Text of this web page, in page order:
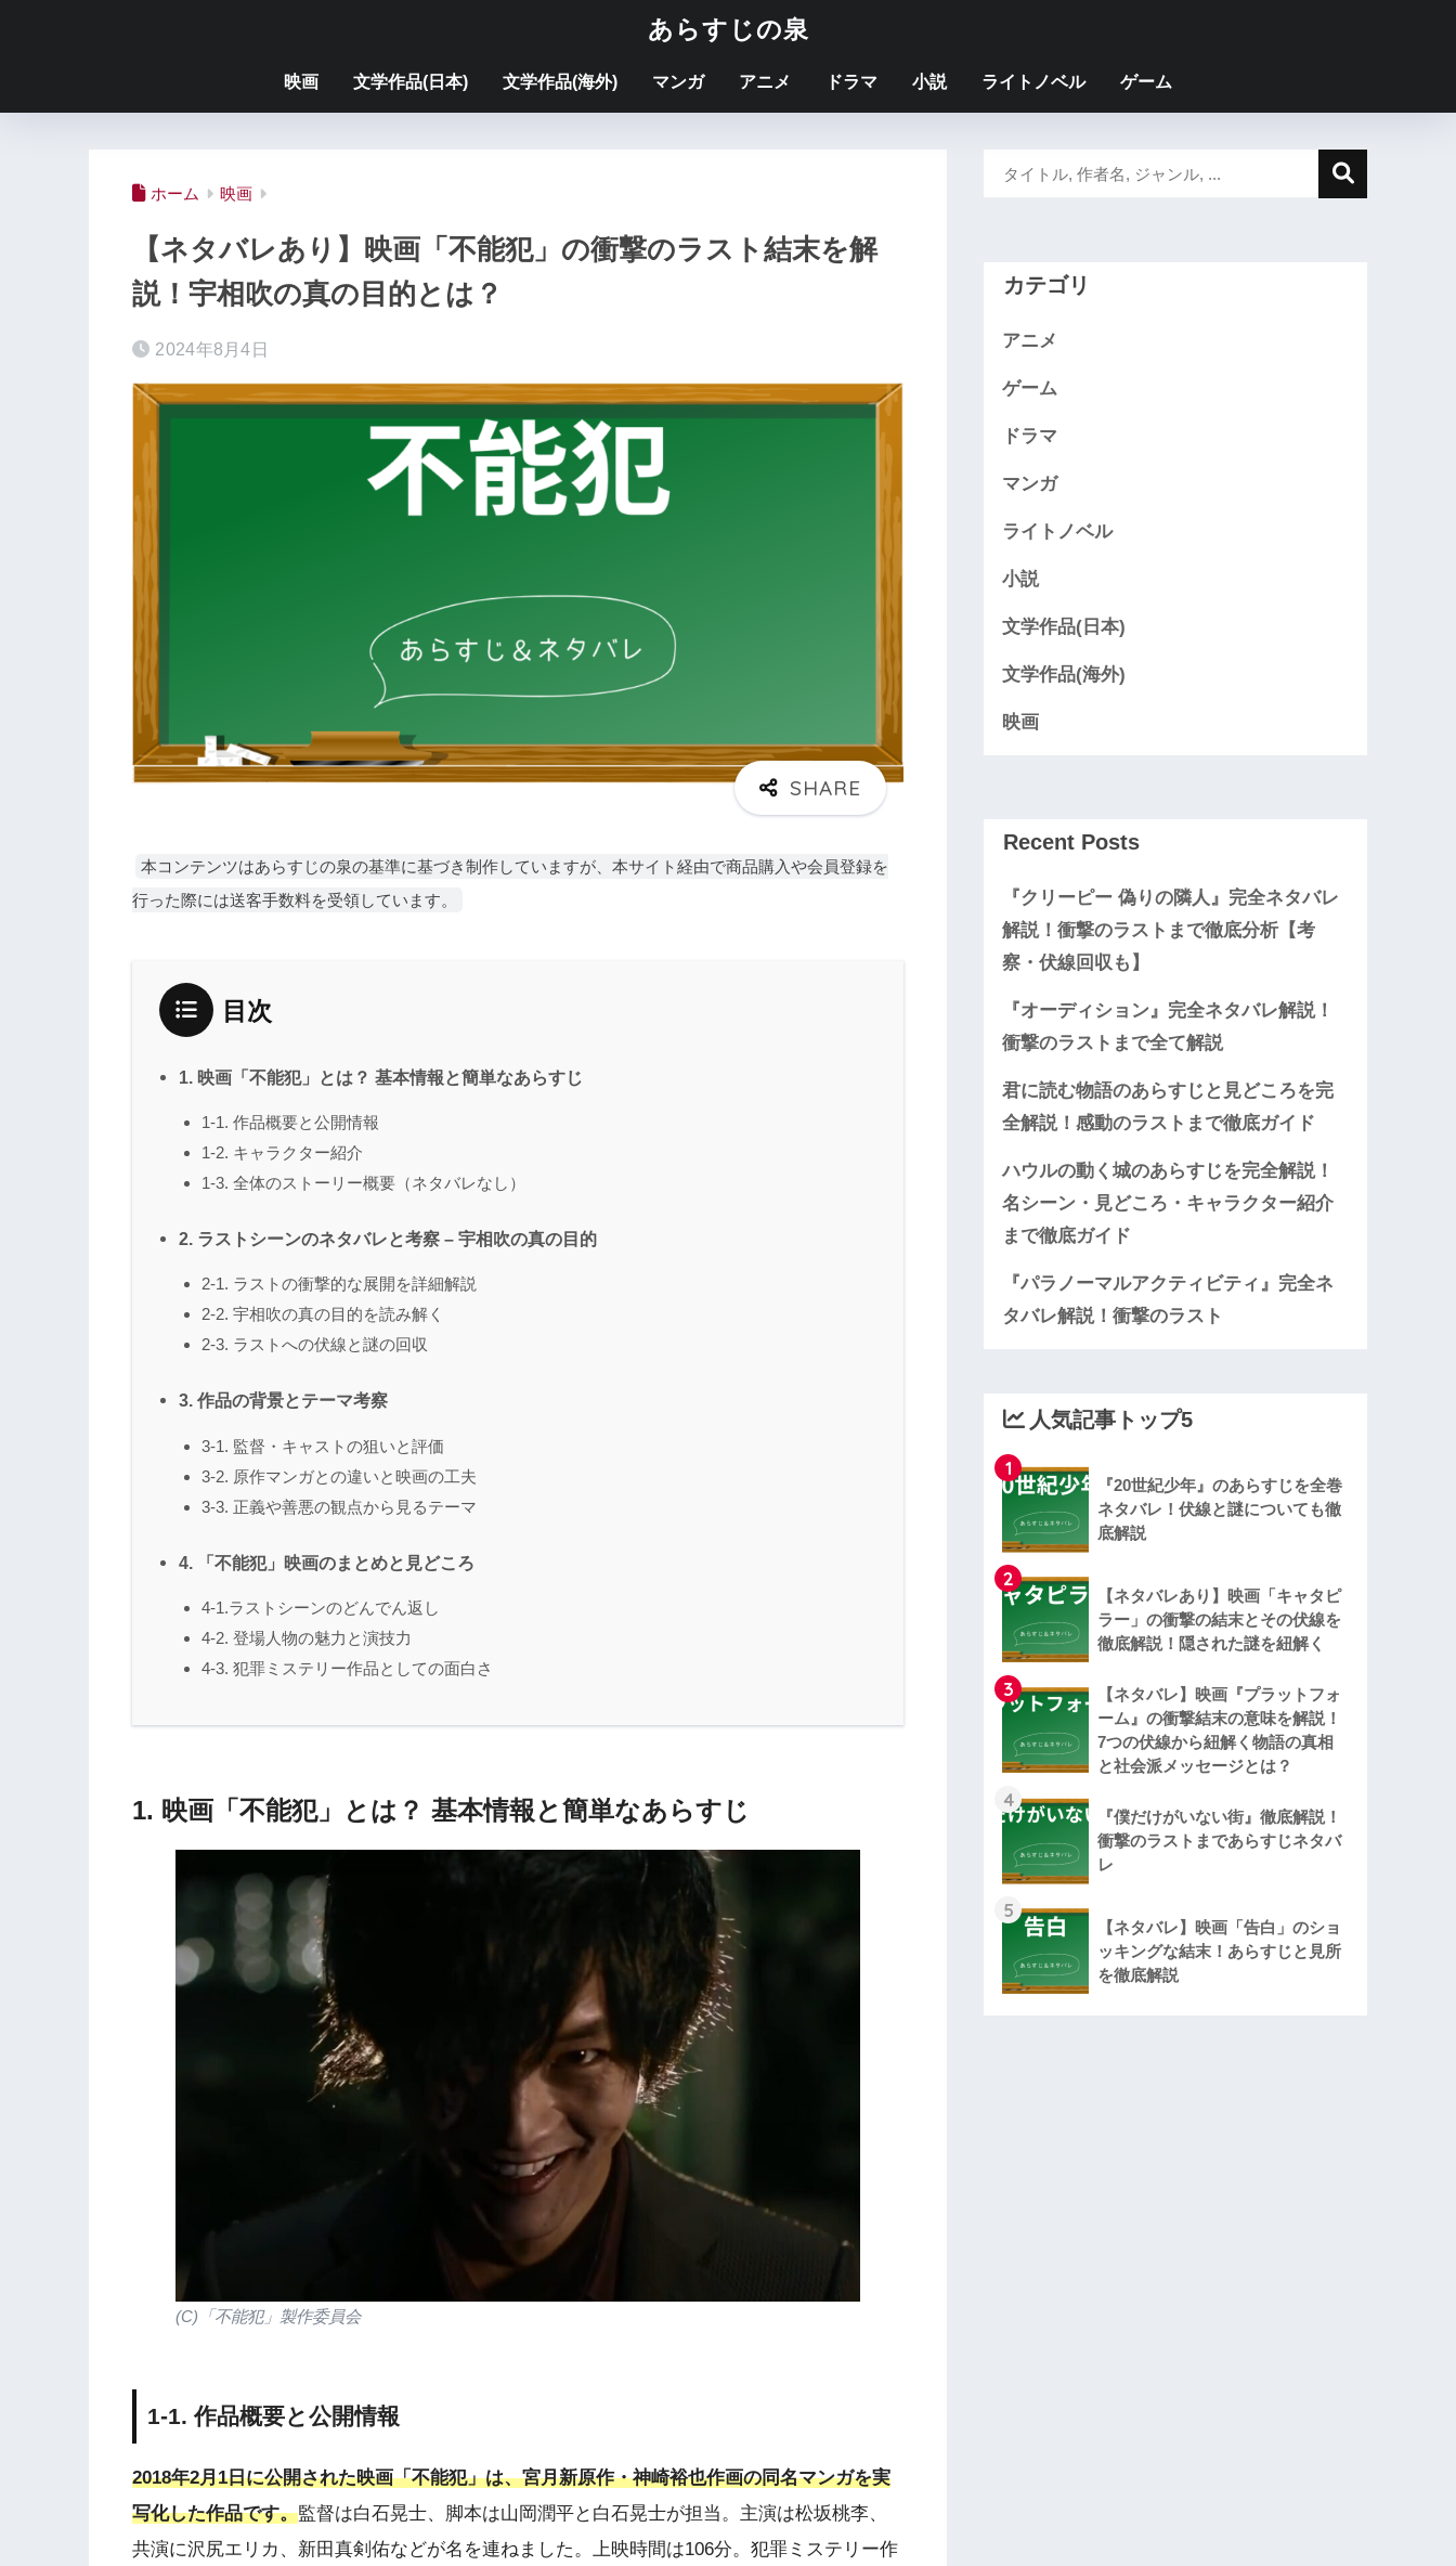
あらすじの泉
映画 文学作品(日本) 文学作品(海外) マンガ アニメ ドラマ 小説 ライトノベル ゲーム
ホーム 映画
【ネタバレあり】映画「不能犯」の衝撃のラスト結末を解
説！宇相吹の真の目的とは？
2024年8月4日
本コンテンツはあらすじの泉の基準に基づき制作していますが、本サイト経由で商品購入や会員登録を
行った際には送客手数料を受領しています。
目次
1. 映画「不能犯」とは？ 基本情報と簡単なあらすじ
1-1. 作品概要と公開情報
1-2. キャラクター紹介
1-3. 全体のストーリー概要（ネタバレなし）
2. ラストシーンのネタバレと考察 – 宇相吹の真の目的
2-1. ラストの衝撃的な展開を詳細解説
2-2. 宇相吹の真の目的を読み解く
2-3. ラストへの伏線と謎の回収
3. 作品の背景とテーマ考察
3-1. 監督・キャストの狙いと評価
3-2. 原作マンガとの違いと映画の工夫
3-3. 正義や善悪の観点から見るテーマ
4. 「不能犯」映画のまとめと見どころ
4-1.ラストシーンのどんでん返し
4-2. 登場人物の魅力と演技力
4-3. 犯罪ミステリー作品としての面白さ
1. 映画「不能犯」とは？ 基本情報と簡単なあらすじ
(C)「不能犯」製作委員会
1-1. 作品概要と公開情報
2018年2月1日に公開された映画「不能犯」は、宮月新原作・神崎裕也作画の同名マンガを実
写化した作品です。監督は白石晃士、脚本は山岡潤平と白石晃士が担当。主演は松坂桃李、
共演に沢尻エリカ、新田真剣佑などが名を連ねました。上映時間は106分。犯罪ミステリー作
カテゴリ
アニメ
ゲーム
ドラマ
マンガ
ライトノベル
小説
文学作品(日本)
文学作品(海外)
映画
Recent Posts
『クリーピー 偽りの隣人』完全ネタバレ
解説！衝撃のラストまで徹底分析【考
察・伏線回収も】
『オーディション』完全ネタバレ解説！
衝撃のラストまで全て解説
君に読む物語のあらすじと見どころを完
全解説！感動のラストまで徹底ガイド
ハウルの動く城のあらすじを完全解説！
名シーン・見どころ・キャラクター紹介
まで徹底ガイド
『パラノーマルアクティビティ』完全ネ
タバレ解説！衝撃のラスト
人気記事トップ5
1
『20世紀少年』のあらすじを全巻
ネタバレ！伏線と謎についても徹
底解説
2
【ネタバレあり】映画「キャタピ
ラー」の衝撃の結末とその伏線を
徹底解説！隠された謎を紐解く
3
【ネタバレ】映画『プラットフォ
ーム』の衝撃結末の意味を解説！
7つの伏線から紐解く物語の真相
と社会派メッセージとは？
4
『僕だけがいない街』徹底解説！
衝撃のラストまであらすじネタバ
レ
5
【ネタバレ】映画「告白」のショ
ッキングな結末！あらすじと見所
を徹底解説